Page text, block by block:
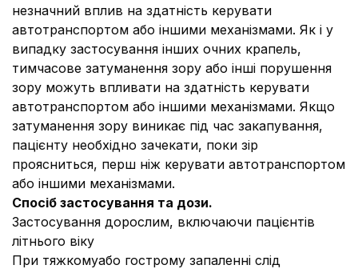
незначний вплив на здатність керувати
автотранспортом або іншими механізмами. Як і у
випадку застосування інших очних крапель,
тимчасове затуманення зору або інші порушення
зору можуть впливати на здатність керувати
автотранспортом або іншими механізмами. Якщо
затуманення зору виникає під час закапування,
пацієнту необхідно зачекати, поки зір
проясниться, перш ніж керувати автотранспортом
або іншими механізмами.
Спосіб застосування та дози.
Застосування дорослим, включаючи пацієнтів
літнього віку
При тяжкомуабо гострому запаленні слід